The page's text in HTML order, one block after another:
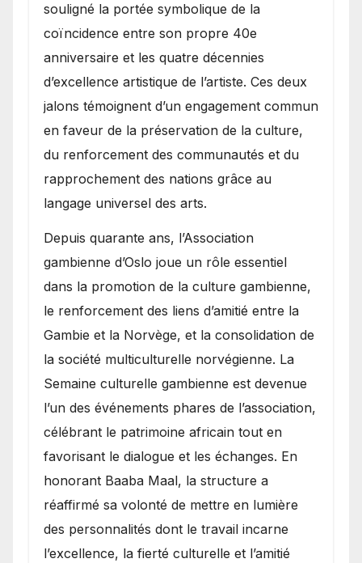
souligné la portée symbolique de la
coïncidence entre son propre 40e
anniversaire et les quatre décennies
d’excellence artistique de l’artiste. Ces deux
jalons témoignent d’un engagement commun
en faveur de la préservation de la culture,
du renforcement des communautés et du
rapprochement des nations grâce au
langage universel des arts.
​Depuis quarante ans, l’Association
gambienne d’Oslo joue un rôle essentiel
dans la promotion de la culture gambienne,
le renforcement des liens d’amitié entre la
Gambie et la Norvège, et la consolidation de
la société multiculturelle norvégienne. La
Semaine culturelle gambienne est devenue
l’un des événements phares de l’association,
célébrant le patrimoine africain tout en
favorisant le dialogue et les échanges. En
honorant Baaba Maal, la structure a
réaffirmé sa volonté de mettre en lumière
des personnalités dont le travail incarne
l’excellence, la fierté culturelle et l’amitié